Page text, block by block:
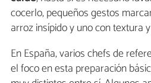
cocerlo, pequeños gestos
arroz insípido y uno con textura
En España, varios chefs de
el foco en esta preparación